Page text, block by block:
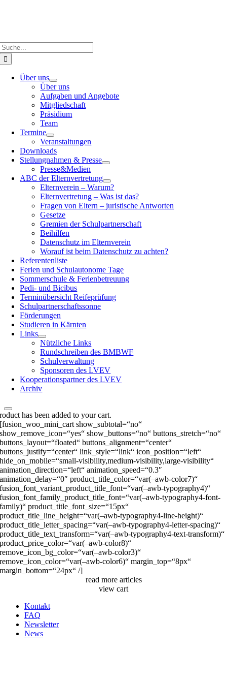
Über uns
Über uns
Aufgaben und Angebote
Mitgliedschaft
Präsidium
Team
Termine
Veranstaltungen
Downloads
Stellungnahmen & Presse
Presse&Medien
ABC der Elternvertretung
Elternverein – Warum?
Elternvertretung – Was ist das?
Fragen von Eltern – juristische Antworten
Gesetze
Gremien der Schulpartnerschaft
Beihilfen
Datenschutz im Elternverein
Worauf ist beim Datenschutz zu achten?
Referentenliste
Ferien und Schulautonome Tage
Sommerschule & Ferienbetreuung
Pedi- und Bicibus
Terminübersicht Reifeprüfung
Schulpartnerschaftssonne
Förderungen
Studieren in Kärnten
Links
Nützliche Links
Rundschreiben des BMBWF
Schulverwaltung
Sponsoren des LVEV
Kooperationspartner des LVEV
Archiv
has been added to your cart.
[fusion_woo_mini_cart show_subtotal=“no“
show_remove_icon=“yes“ show_buttons=“no“ buttons_stretch=“no“
buttons_layout=“floated“ buttons_alignment=“center“
buttons_justify=“center“ link_style=“link“ icon_position=“left“
hide_on_mobile=“small-visibility,medium-visibility,large-visibility“
animation_direction=“left“ animation_speed=“0.3″
animation_delay=“0″ product_title_color=“var(–awb-color7)“
fusion_font_variant_product_title_font=“var(–awb-typography4)“
fusion_font_family_product_title_font=“var(–awb-typography4-font-
family)“ product_title_font_size=“15px“
product_title_line_height=“var(–awb-typography4-line-height)“
product_title_letter_spacing=“var(–awb-typography4-letter-spacing)“
product_title_text_transform=“var(–awb-typography4-text-transform)“
product_price_color=“var(–awb-color8)“
remove_icon_bg_color=“var(–awb-color3)“
remove_icon_color=“var(–awb-color6)“ margin_top=“8px“
margin_bottom=“24px“ /]
read more articles
view cart
Kontakt
FAQ
Newsletter
News